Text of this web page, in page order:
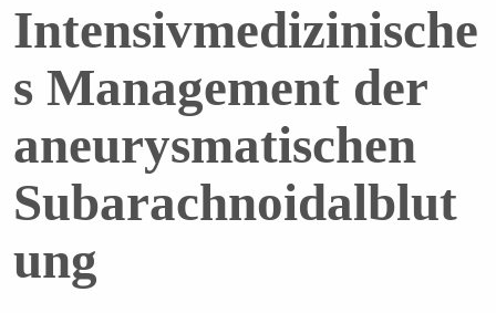
Intensivmedizinische
s Management der
aneurysmatischen
Subarachnoidalblut
ung